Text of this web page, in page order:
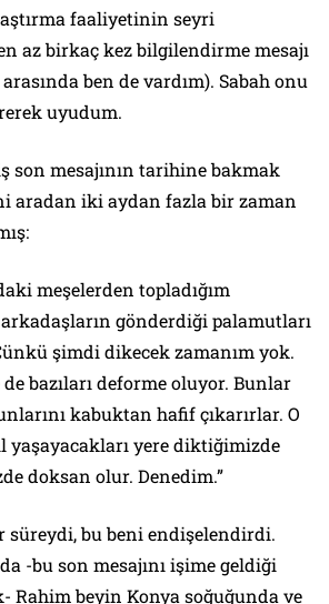
faaliyetinin seyri
az birkaç kez bilgilendirme mesajı
ben de vardım). Sabah onu
uyudum.
son mesajının tarihine bakmak
aradan iki aydan fazla bir zaman
meşelerden topladığım
gönderdiği palamutları
şimdi dikecek zamanım yok.
bazıları deforme oluyor. Bunlar
kabuktan hafif çıkarırlar. O
yaşayacakları yere diktiğimizde
doksan olur. Denedim.”
süreydi, bu beni endişelendirdi.
-bu son mesajını işime geldiği
Rahim beyin Konya soğuğunda ve